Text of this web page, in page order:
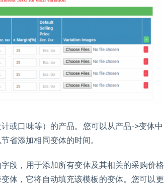
或口味等）的产品。您可以从产品->变体中
省添加相同变体的时间。
段，用于添加所有变体及其相关的采购价格
体，它将自动填充该模板的变体。您可以更